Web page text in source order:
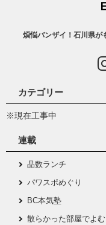
煩悩バンザイ！石川県が
カテゴリー
※現在工事中
連載
品数ランチ
パワスポめぐり
BC本気塾
散らかった部屋でよ